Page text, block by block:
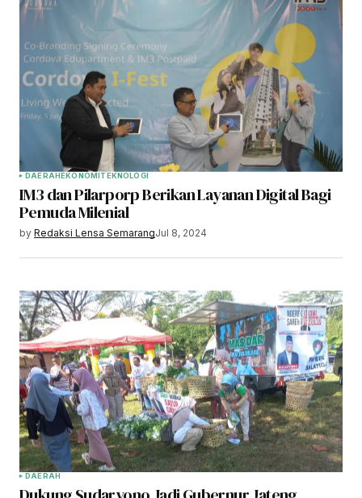
DAERAHEKONOMITEKNOLOGI
IM3 dan Pilarporp Berikan Layanan Digital Bagi
Pemuda Milenial
by Redaksi Lensa SemarangJul 8, 2024
DAERAH